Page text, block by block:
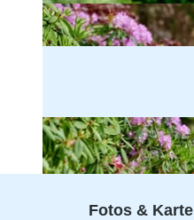
Fotos & Karte